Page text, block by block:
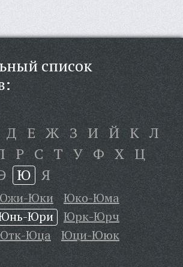
список
Д Е Ж З И Й К Л
Р С Т У Ф Х Ц
Ю Я
Юки
Юко-Юма
Юри
Юрк-Юрч
Юца Юци-Ююк